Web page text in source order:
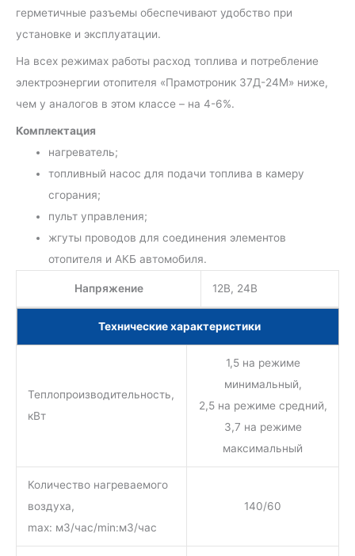
герметичные разъемы обеспечивают удобство при
установке и эксплуатации.
На всех режимах работы расход топлива и потребление
электроэнергии отопителя «Прамотроник 37Д-24М» ниже,
чем у аналогов в этом классе – на 4-6%.
Комплектация
нагреватель;
топливный насос для подачи топлива в камеру
сгорания;
пульт управления;
жгуты проводов для соединения элементов
отопителя и АКБ автомобиля.
Напряжение 12В, 24В
Технические характеристики
Теплопроизводительность,
кВт
1,5 на режиме
минимальный,
2,5 на режиме средний,
3,7 на режиме
максимальный
Количество нагреваемого
воздуха,
max: м3/час/min:м3/час
140/60